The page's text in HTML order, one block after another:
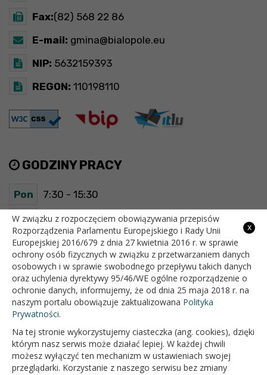
Fax:(82) 568 22 86
E-mail: gmina@bialopole.eu
NIP: 5632159393
REGON: 110198110
GODZINY PRACY
Pon 7:30 - 15:30
Wt 7:30 - 15:30
Śr 7:30 - 15:30
Czw 7:30 - 15:30
Pt 7:30 - 15:30
OFICJALNY SERWIS INTERNETOWY GMINY BIAŁOPOLE
x
W związku z rozpoczęciem obowiązywania przepisów
Rozporządzenia Parlamentu Europejskiego i Rady Unii
Europejskiej 2016/679 z dnia 27 kwietnia 2016 r. w sprawie
ochrony osób fizycznych w związku z przetwarzaniem danych
osobowych i w sprawie swobodnego przepływu takich danych
oraz uchylenia dyrektywy 95/46/WE ogólne rozporządzenie o
ochronie danych, informujemy, że od dnia 25 maja 2018 r. na
naszym portalu obowiązuje zaktualizowana Polityka
Prywatności.
Na tej stronie wykorzystujemy ciasteczka (ang. cookies), dzięki
którym nasz serwis może działać lepiej. W każdej chwili
możesz wyłączyć ten mechanizm w ustawieniach swojej
przeglądarki. Korzystanie z naszego serwisu bez zmiany